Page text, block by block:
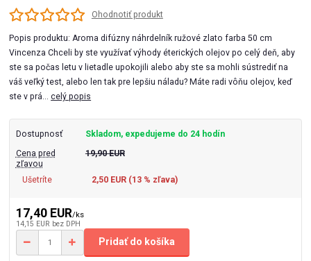
Ohodnotiť produkt
Popis produktu: Aroma difúzny náhrdelník ružové zlato farba 50 cm
Vincenza Chceli by ste využívať výhody éterických olejov po celý deň, aby
ste sa počas letu v lietadle upokojili alebo aby ste sa mohli sústrediť na
váš veľký test, alebo len tak pre lepšiu náladu? Máte radi vôňu olejov, keď
ste v prá...celý popis
Dostupnosť Skladom, expedujeme do 24 hodín
Cena pred
zľavou
19,90 EUR
Ušetríte 2,50 EUR (13% zľava)
17,40 EUR/ks
14,15 EUR bez DPH
Pridať do košíka